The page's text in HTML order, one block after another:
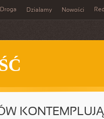
Droga Działamy Nowości